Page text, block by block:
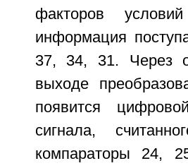
факторов
информация
37, 34, 31. Через
выходе
появится
сигнала,
компараторы 24,